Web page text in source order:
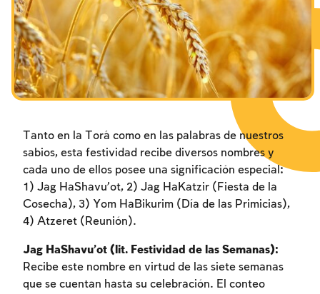
Los ayunos por la destrucción del Templo
Janucá
Purim
Los ayunos por la destrucción del Templo
Janucá
Purim
Tanto en la Torá como en las palabras de nuestros
sabios, esta festividad recibe diversos nombres y
cada uno de ellos posee una significación especial:
1) Jag HaShavu’ot, 2) Jag HaKatzir (Fiesta de la
Cosecha), 3) Yom HaBikurim (Día de las Primicias),
4) Atzeret (Reunión).
Jag HaShavu’ot (lit. Festividad de las Semanas):
Recibe este nombre en virtud de las siete semanas
que se cuentan hasta su celebración. El conteo
Los ayunos por la destrucción del Templo
Janucá
Purim